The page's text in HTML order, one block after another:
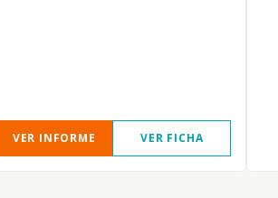
VER INFORME VER FICHA